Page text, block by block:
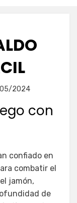
2024
con
confiado en
combatir el
jamón,
de